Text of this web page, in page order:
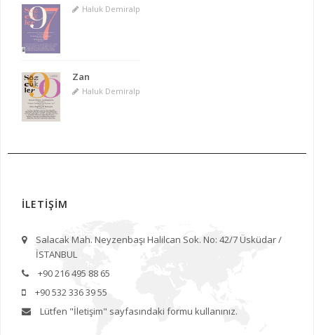
Haluk Demiralp
Zan
Haluk Demiralp
İLETİŞİM
Salacak Mah. Neyzenbaşı Halilcan Sok. No: 42/7 Üsküdar /
İSTANBUL
+90 216 495 88 65
+90 532 336 39 55
Lütfen "İletişim" sayfasındaki formu kullanınız.